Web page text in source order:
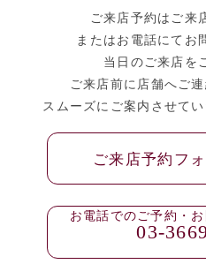
ご来店予約はご来
またはお電話にてお
当日のご来店を
ご来店前に店舗へご
スムーズにご案内させて
ご来店予約フ
お電話でのご予約・
03-